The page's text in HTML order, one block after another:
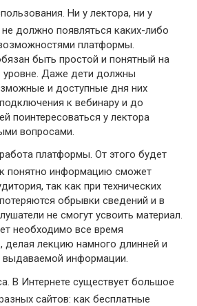
Ни у лектора, ни у
не должно появляться каких-либо
платформы.
быть простой и понятный на
уровне. Даже дети должны
и доступные дня них
к вебинару и до
поинтересоваться у лектора
вопросами.
платформы. От этого будет
понятно информацию сможет
так как при технических
обрывки сведений и в
не смогут усвоить материал.
необходимо все время
делая лекцию намного длинней и
выдаваемой информации.
В Интернете существует большое
сайтов: как бесплатные